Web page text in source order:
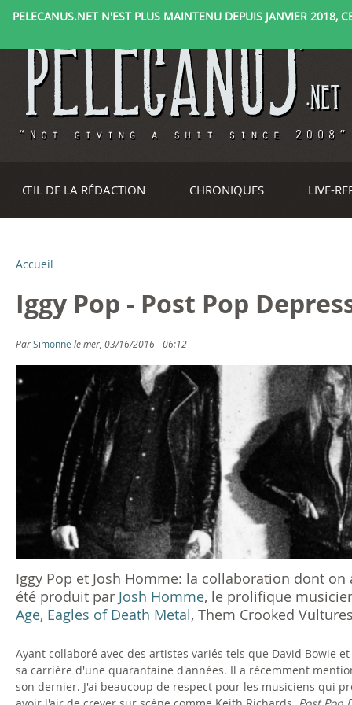
PELECANUS.NET N'EST PLUS MAINTENU DEPUIS JANVIER 2018,
ŒIL DE LA RÉDACTION CHRONIQUES LIVE-
V
o
u
s
ê
i
c
i
Accueil
Iggy Pop - Post Pop
ParSimonne le mer, 03/16/2016 - 06:12
Iggy Pop et Josh Homme: la collaboration dont
été produit par Josh Homme, le prolifique
Age, Eagles of Death Metal, Them Crooked
Ayant collaboré avec des artistes variés tels que David Bowie
sa carrière d'une quarantaine d'années. Il a récemment
son dernier. J'ai beaucoup de respect pour les musiciens qui